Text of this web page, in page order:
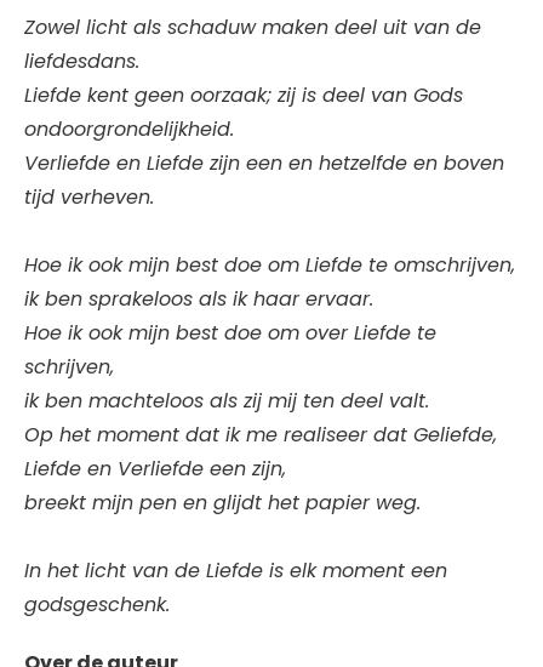
Zowel licht als schaduw maken deel uit van de
liefdesdans.
Liefde kent geen oorzaak; zij is deel van Gods
ondoorgrondelijkheid.
Verliefde en Liefde zijn een en hetzelfde en boven
tijd verheven.
Hoe ik ook mijn best doe om Liefde te omschrijven,
ik ben sprakeloos als ik haar ervaar.
Hoe ik ook mijn best doe om over Liefde te
schrijven,
ik ben machteloos als zij mij ten deel valt.
Op het moment dat ik me realiseer dat Geliefde,
Liefde en Verliefde een zijn,
breekt mijn pen en glijdt het papier weg.
In het licht van de Liefde is elk moment een
godsgeschenk.